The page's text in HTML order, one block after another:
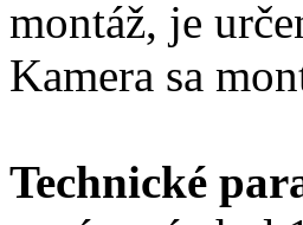
montáž, je
Kamera sa
Technické